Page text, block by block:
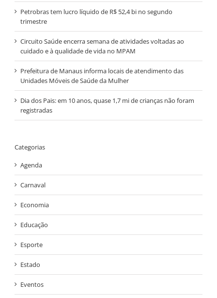
Petrobras tem lucro líquido de R$ 52,4 bi no segundo
trimestre
Circuito Saúde encerra semana de atividades voltadas ao
cuidado e à qualidade de vida no MPAM
Prefeitura de Manaus informa locais de atendimento das
Unidades Móveis de Saúde da Mulher
Dia dos Pais: em 10 anos, quase 1,7 mi de crianças não foram
registradas
Categorias
Agenda
Carnaval
Economia
Educação
Esporte
Estado
Eventos